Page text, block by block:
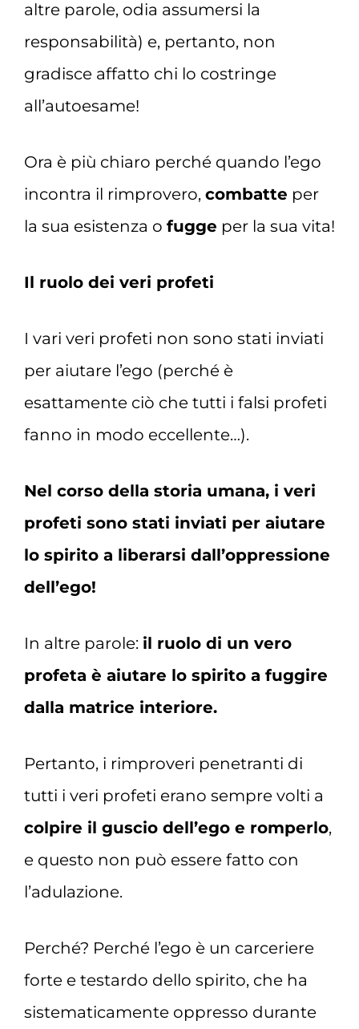
altre parole, odia assumersi la
responsabilità) e, pertanto, non
gradisce affatto chi lo costringe
all’autoesame!
Ora è più chiaro perché quando l’ego
incontra il rimprovero, combatte per
la sua esistenza o fugge per la sua vita!
Il ruolo dei veri profeti
I vari veri profeti non sono stati inviati
per aiutare l’ego (perché è
esattamente ciò che tutti i falsi profeti
fanno in modo eccellente…).
Nel corso della storia umana, i veri
profeti sono stati inviati per aiutare
lo spirito a liberarsi dall’oppressione
dell’ego!
In altre parole: il ruolo di un vero
profeta è aiutare lo spirito a fuggire
dalla matrice interiore.
Pertanto, i rimproveri penetranti di
tutti i veri profeti erano sempre volti a
colpire il guscio dell’ego e romperlo,
e questo non può essere fatto con
l’adulazione.
Perché? Perché l’ego è un carceriere
forte e testardo dello spirito, che ha
sistematicamente oppresso durante